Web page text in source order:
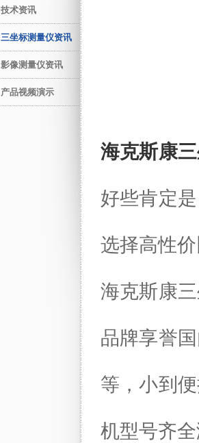
技术资讯
三坐标测量仪资讯
影像测量仪资讯
产品视频演示
海克斯康
好些肯定
选择高性
海克斯康
品牌享誉
等，小到
机型号齐